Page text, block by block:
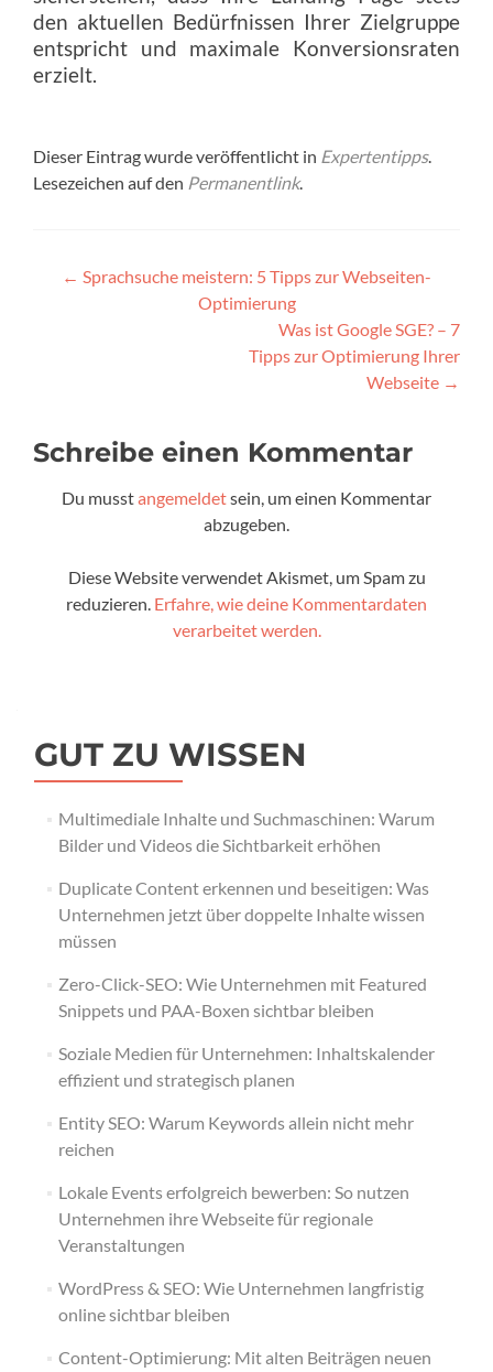
den aktuellen Bedürfnissen Ihrer Zielgruppe
entspricht und maximale Konversionsraten
erzielt.
Dieser Eintrag wurde veröffentlicht in Expertentipps.
Lesezeichen auf den Permanentlink.
Artikel-
Navigation
← Sprachsuche meistern: 5 Tipps zur Webseiten-
Optimierung
Was ist Google SGE? – 7
Tipps zur Optimierung Ihrer
Webseite →
Schreibe einen Kommentar
Du musstangemeldetsein, um einen Kommentar
abzugeben.
Diese Website verwendet Akismet, um Spam zu
reduzieren. Erfahre, wie deine Kommentardaten
verarbeitet werden.
GUT ZU WISSEN
Multimediale Inhalte und Suchmaschinen: Warum
Bilder und Videos die Sichtbarkeit erhöhen
Duplicate Content erkennen und beseitigen: Was
Unternehmen jetzt über doppelte Inhalte wissen
müssen
Zero-Click-SEO: Wie Unternehmen mit Featured
Snippets und PAA-Boxen sichtbar bleiben
Soziale Medien für Unternehmen: Inhaltskalender
effizient und strategisch planen
Entity SEO: Warum Keywords allein nicht mehr
reichen
Lokale Events erfolgreich bewerben: So nutzen
Unternehmen ihre Webseite für regionale
Veranstaltungen
WordPress & SEO: Wie Unternehmen langfristig
online sichtbar bleiben
Content-Optimierung: Mit alten Beiträgen neuen